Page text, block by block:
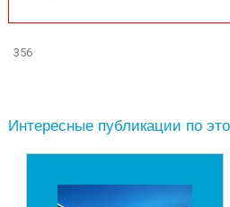
356
Интересные публикации по